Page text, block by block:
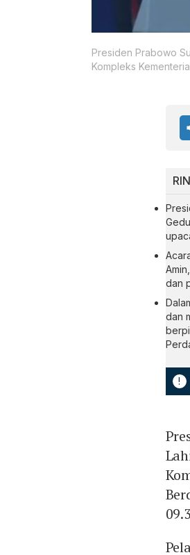
Presiden Prabowo
Kompleks
dan
dan
!